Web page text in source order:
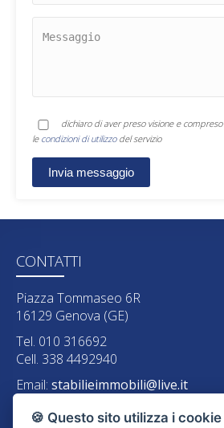
dichiaro di aver preso visione e compreso
le condizioni di utilizzodel servizio
CONTATTI
Piazza Tommaseo 6R
16129 Genova (GE)
Tel. 010 316692
Cell. 338 4492940
Email: stabilieimmobili@live.it
P.IVA: 03711190102
🍪 Questo sito utilizza i cookie